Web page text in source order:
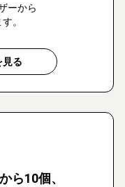
ーから
。
見る
ら10個、